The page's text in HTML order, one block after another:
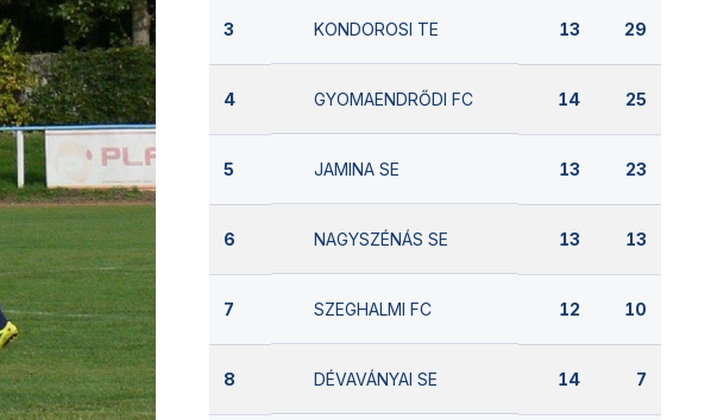
3 KONDOROSI TE 13 29
4 GYOMAENDRŐDI FC 14 25
5 JAMINA SE 13 23
6 NAGYSZÉNÁS SE 13 13
7 SZEGHALMI FC 12 10
8 DÉVAVÁNYAI SE 14 7